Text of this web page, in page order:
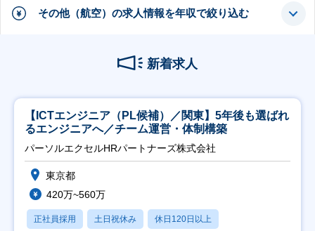
その他（航空）の求人情報を年収で絞り込む
新着求人
【ICTエンジニア（PL候補）／関東】5年後も選ばれ
るエンジニアへ／チーム運営・体制構築
パーソルエクセルHRパートナーズ株式会社
東京都
420万~560万
正社員採用 土日祝休み 休日120日以上